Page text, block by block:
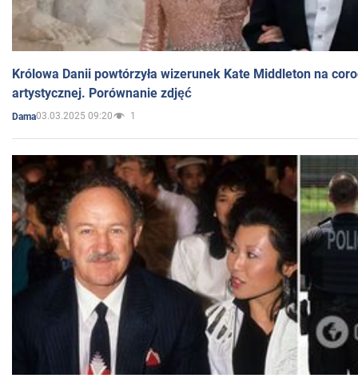
Królowa Danii powtórzyła wizerunek Kate Middleton na
artystycznej. Porównanie zdjęć
Dama03.03.2025 09:20 1